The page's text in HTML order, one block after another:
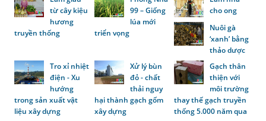
từ cây kiệu
hương
truyền thống
99 – Giống
lúa mới
triển vọng
cho ong
Nuôi gà
‘xanh’ bằng
thảo dược
Tro xỉ nhiệt
điện - Xu
hướng
trong sản xuất vật
liệu xây dựng
Xử lý bùn
đỏ - chất
thải nguy
hại thành gạch gốm
xây dựng
Gạch thân
thiện với
môi trường
thay thế gạch truyền
thống 5.000 năm qua